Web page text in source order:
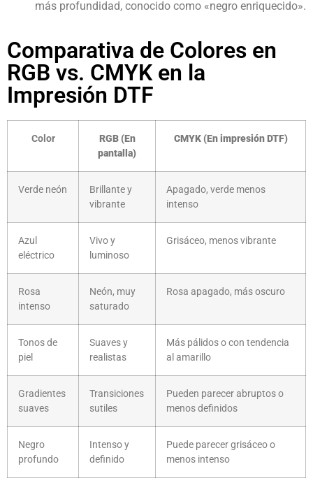
más profundidad, conocido como «negro enriquecido».
Comparativa de Colores en
RGB vs. CMYK en la
Impresión DTF
Color
RGB (En
pantalla)
CMYK (En impresión DTF)
Verde neón
Brillante y
vibrante
Apagado, verde menos
intenso
Azul
eléctrico
Vivo y
luminoso
Grisáceo, menos vibrante
Rosa
intenso
Neón, muy
saturado
Rosa apagado, más oscuro
Tonos de
piel
Suaves y
realistas
Más pálidos o con tendencia
al amarillo
Gradientes
suaves
Transiciones
sutiles
Pueden parecer abruptos o
menos definidos
Negro
profundo
Intenso y
definido
Puede parecer grisáceo o
menos intenso